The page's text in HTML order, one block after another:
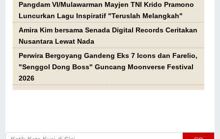
Pangdam VI/Mulawarman Mayjen TNI Krido Pramono
Luncurkan Lagu Inspiratif "Teruslah Melangkah"
Amira Kim bersama Senada Digital Records Ceritakan
Nusantara Lewat Nada
Perwira Bergoyang Gandeng Eks 7 Icons dan Farelio,
"Senggol Dong Boss" Guncang Moonverse Festival
2026